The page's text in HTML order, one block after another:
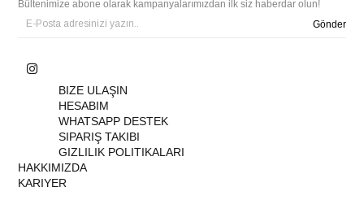
Bültenimize abone olarak kampanyalarımızdan ilk siz haberdar olun!
Gönder
BIZE ULAŞIN
HESABIM
WHATSAPP DESTEK
SIPARIŞ TAKIBI
GIZLILIK POLITIKALARI
HAKKIMIZDA
KARIYER